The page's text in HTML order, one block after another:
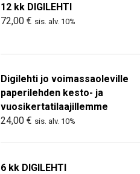
12 kk DIGILEHTI
72,00 € sis. alv. 10%
Digilehti jo voimassaoleville
paperilehden kesto- ja
vuosikertatilaajillemme
24,00 € sis. alv. 10%
6 kk DIGILEHTI